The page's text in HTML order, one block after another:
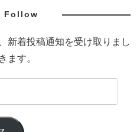
Follow
新着投稿通知を受け取りまし
ます。